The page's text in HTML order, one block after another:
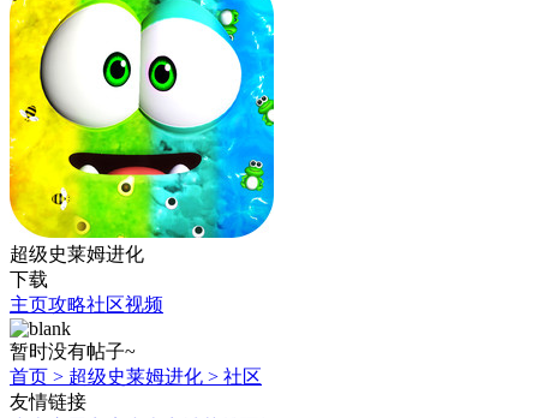
超级史莱姆进化
下载
主页攻略社区视频
暂时没有帖子~
首页 > 超级史莱姆进化 > 社区
友情链接